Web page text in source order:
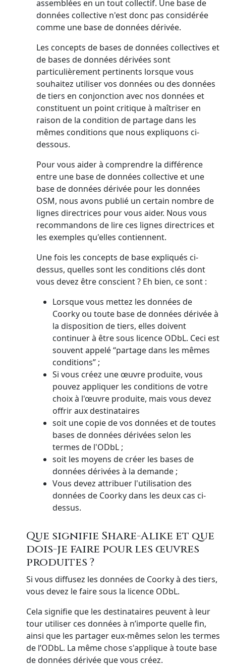
assemblées en un tout collectif. Une base de
données collective n'est donc pas considérée
comme une base de données dérivée.
Les concepts de bases de données collectives et
de bases de données dérivées sont
particulièrement pertinents lorsque vous
souhaitez utiliser vos données ou des données
de tiers en conjonction avec nos données et
constituent un point critique à maîtriser en
raison de la condition de partage dans les
mêmes conditions que nous expliquons ci-
dessous.
Pour vous aider à comprendre la différence
entre une base de données collective et une
base de données dérivée pour les données
OSM, nous avons publié un certain nombre de
lignes directrices pour vous aider. Nous vous
recommandons de lire ces lignes directrices et
les exemples qu'elles contiennent.
Une fois les concepts de base expliqués ci-
dessus, quelles sont les conditions clés dont
vous devez être conscient ? Eh bien, ce sont :
Lorsque vous mettez les données de
Coorky ou toute base de données dérivée à
la disposition de tiers, elles doivent
continuer à être sous licence ODbL. Ceci est
souvent appelé “partage dans les mêmes
conditions” ;
Si vous créez une œuvre produite, vous
pouvez appliquer les conditions de votre
choix à l'œuvre produite, mais vous devez
offrir aux destinataires
soit une copie de vos données et de toutes
bases de données dérivées selon les
termes de l'ODbL ;
soit les moyens de créer les bases de
données dérivées à la demande ;
Vous devez attribuer l'utilisation des
données de Coorky dans les deux cas ci-
dessus.
Que signifie Share-Alike et que
dois-je faire pour les œuvres
produites ?
Si vous diffusez les données de Coorky à des tiers,
vous devez le faire sous la licence ODbL.
Cela signifie que les destinataires peuvent à leur
tour utiliser ces données à n’importe quelle fin,
ainsi que les partager eux-mêmes selon les termes
de l’ODbL. La même chose s'applique à toute base
de données dérivée que vous créez.